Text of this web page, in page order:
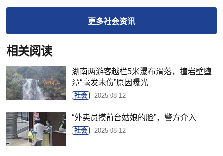
更多社会资讯
相关阅读
湖南两游客越栏5米瀑布滑落，撞岩壁堕
潭“毫发未伤”原因曝光
社会 2025-08-12
“外卖员摸前台姑娘的脸”，警方介入
社会 2025-08-12